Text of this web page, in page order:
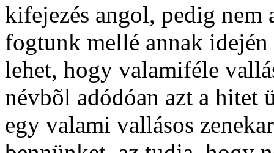
kifejezés angol, pedig nem
fogtunk mellé annak idején
lehet, hogy valamiféle
névbõl adódóan azt a hitet
egy valami vallásos